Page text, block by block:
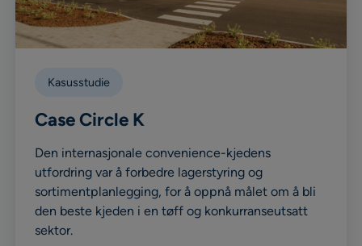
Kasusstudie
Case Circle K
Den internasjonale convenience-kjedens
utfordring var å forbedre lagerstyring og
sortimentplanlegging, for å oppnå målet om å bli
den beste kjeden i en tøff og konkurranseutsatt
sektor.